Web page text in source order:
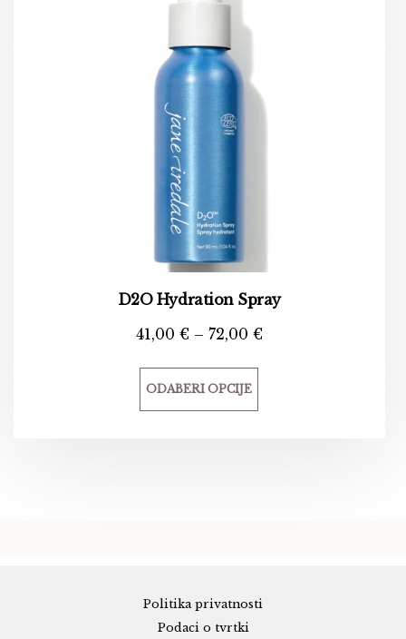
D2O Hydration Spray
41,00 € – 72,00 €
ODABERI OPCIJE
Politika privatnosti
Podaci o tvrtki